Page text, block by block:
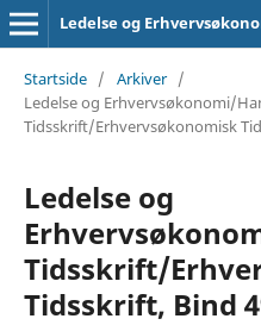
Ledelse og
Startside / Arkiver /
Ledelse og Erhvervsøkonomi/
Tidsskrift/Erhvervsøkonomisk
Ledelse og
Tidsskrift/
Tidsskrift, Bind